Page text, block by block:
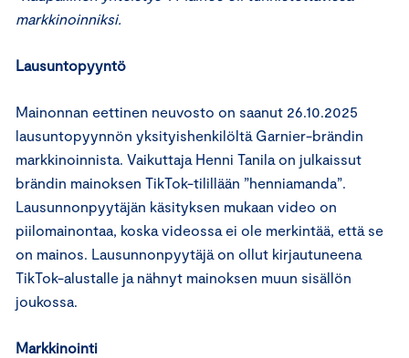
markkinoinniksi.
Lausuntopyyntö
Mainonnan eettinen neuvosto on saanut 26.10.2025
lausuntopyynnön yksityishenkilöltä Garnier-brändin
markkinoinnista. Vaikuttaja Henni Tanila on julkaissut
brändin mainoksen TikTok-tilillään ”henniamanda”.
Lausunnonpyytäjän käsityksen mukaan video on
piilomainontaa, koska videossa ei ole merkintää, että se
on mainos. Lausunnonpyytäjä on ollut kirjautuneena
TikTok-alustalle ja nähnyt mainoksen muun sisällön
joukossa.
Markkinointi